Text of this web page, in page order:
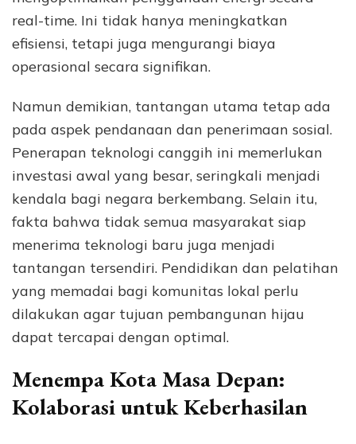
real-time. Ini tidak hanya meningkatkan
efisiensi, tetapi juga mengurangi biaya
operasional secara signifikan.
Namun demikian, tantangan utama tetap ada
pada aspek pendanaan dan penerimaan sosial.
Penerapan teknologi canggih ini memerlukan
investasi awal yang besar, seringkali menjadi
kendala bagi negara berkembang. Selain itu,
fakta bahwa tidak semua masyarakat siap
menerima teknologi baru juga menjadi
tantangan tersendiri. Pendidikan dan pelatihan
yang memadai bagi komunitas lokal perlu
dilakukan agar tujuan pembangunan hijau
dapat tercapai dengan optimal.
Menempa Kota Masa Depan:
Kolaborasi untuk Keberhasilan